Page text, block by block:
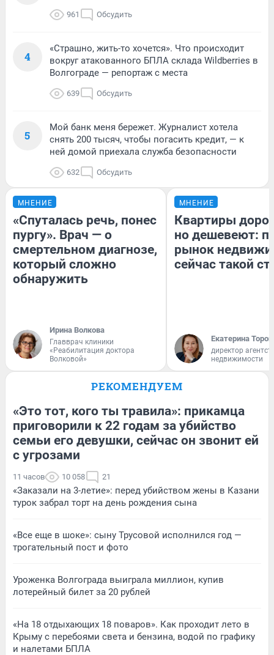
961 Обсудить
4
«Страшно, жить-то хочется». Что происходит
вокруг атакованного БПЛА склада Wildberries в
Волгограде — репортаж с места
639 Обсудить
5
Мой банк меня бережет. Журналист хотела
снять 200 тысяч, чтобы погасить кредит, — к
ней домой приехала служба безопасности
632 Обсудить
МНЕНИЕ
«Спуталась речь, понес
пургу». Врач — о
смертельном диагнозе,
который сложно
обнаружить
Ирина Волкова
Главврач клиники
«Реабилитация доктора
Волковой»
МНЕНИЕ
Квартиры
но дешевеют:
рынок
сейчас такой
Екатерина
директор
недвижимости
РЕКОМЕНДУЕМ
«Это тот, кого ты травила»: прикамца
приговорили к 22 годам за убийство
семьи его девушки, сейчас он звонит ей
с угрозами
11 часов 10 058 21
«Заказали на 3-летие»: перед убийством жены в Казани
турок забрал торт на день рождения сына
«Все еще в шоке»: сыну Трусовой исполнился год —
трогательный пост и фото
Уроженка Волгограда выиграла миллион, купив
лотерейный билет за 20 рублей
«На 18 отдыхающих 18 поваров». Как проходит лето в
Крыму с перебоями света и бензина, водой по графику
и налетами БПЛА